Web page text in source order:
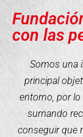
con las
Somos una
principal
entorno, por
sumando
conseguir que